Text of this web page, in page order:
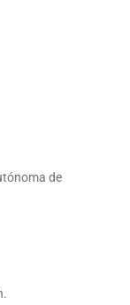
de